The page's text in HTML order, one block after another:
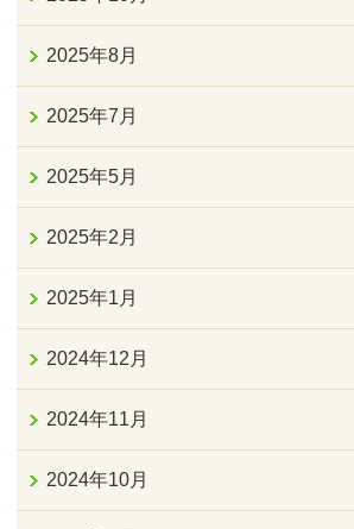
2025年8月
2025年7月
2025年5月
2025年2月
2025年1月
2024年12月
2024年11月
2024年10月